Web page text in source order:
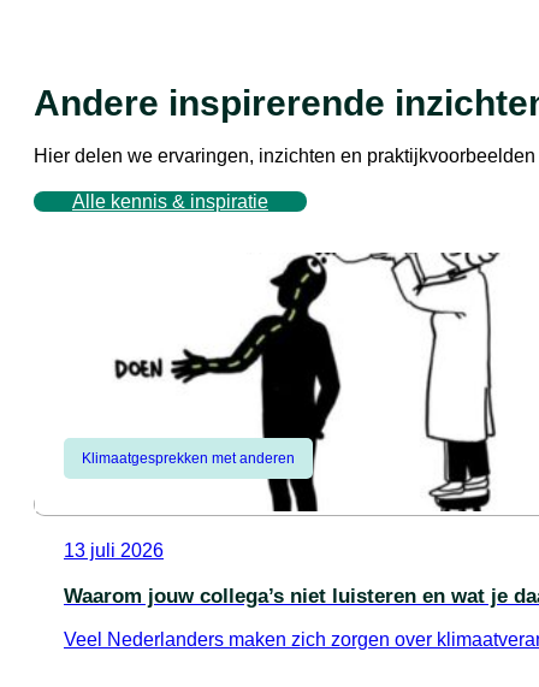
Andere inspirerende
Hier delen we ervaringen, inzichten en
Alle kennis & inspiratie
Klimaatgesprekken met anderen
13 juli 2026
Waarom jouw collega’s niet luisteren en wat je
Veel Nederlanders maken zich zorgen over